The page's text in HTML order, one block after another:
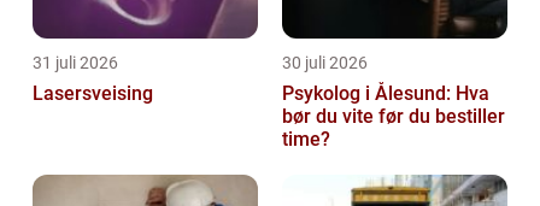
31 juli 2026
Lasersveising
30 juli 2026
Psykolog i Ålesund: Hva
bør du vite før du bestiller
time?